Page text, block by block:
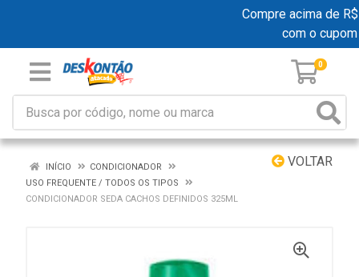
Compre acima de
com o cupom
0
VOLTAR
INÍCIO
CONDICIONADOR
USO FREQUENTE / TODOS OS TIPOS
CONDICIONADOR SEDA CACHOS DEFINIDOS 325ML